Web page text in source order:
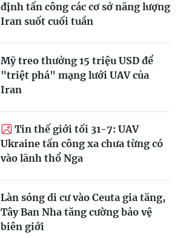
định tấn công các cơ sở năng lượng
Iran suốt cuối tuần
Mỹ treo thưởng 15 triệu USD để
"triệt phá" mạng lưới UAV của
Iran
Tin thế giới tối 31-7: UAV
Ukraine tấn công xa chưa từng có
vào lãnh thổ Nga
Làn sóng di cư vào Ceuta gia tăng,
Tây Ban Nha tăng cường bảo vệ
biên giới